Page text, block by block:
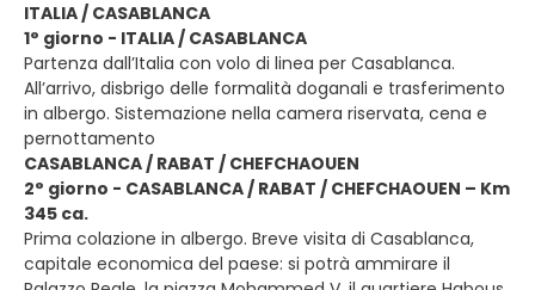
ITALIA / CASABLANCA
1° giorno - ITALIA / CASABLANCA
Partenza dall’Italia con volo di linea per Casablanca.
All’arrivo, disbrigo delle formalità doganali e trasferimento
in albergo. Sistemazione nella camera riservata, cena e
pernottamento
CASABLANCA / RABAT / CHEFCHAOUEN
2° giorno - CASABLANCA / RABAT / CHEFCHAOUEN – Km
345 ca.
Prima colazione in albergo. Breve visita di Casablanca,
capitale economica del paese: si potrà ammirare il